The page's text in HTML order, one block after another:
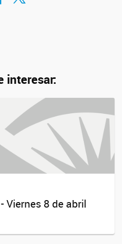
interesar:
Viernes 8 de abril